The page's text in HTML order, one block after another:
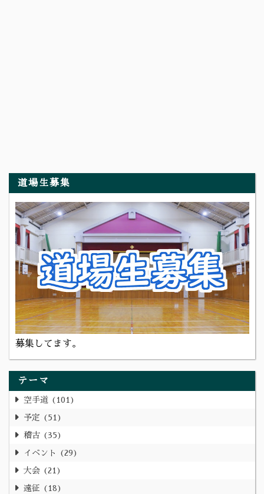
道場生募集
募集してます。
テーマ
空手道 101
予定 51
稽古 35
イベント 29
大会 21
遠征 18